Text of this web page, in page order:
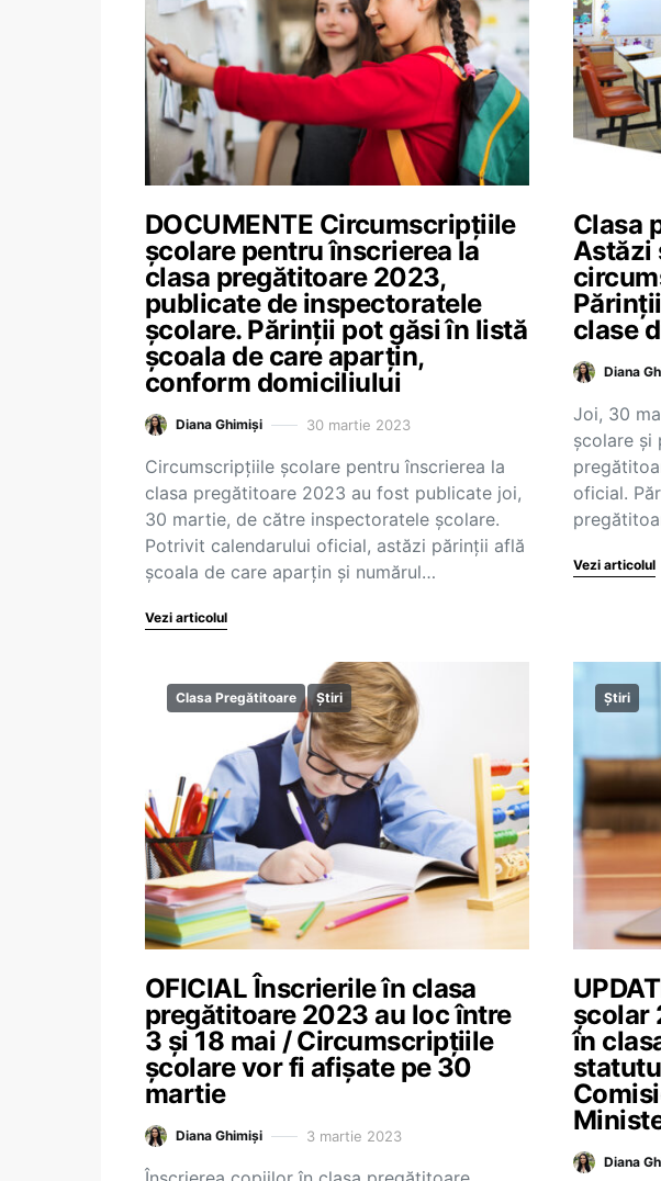
DOCUMENTE Circumscripțiile
școlare pentru înscrierea la
clasa pregătitoare 2023,
publicate de inspectoratele
școlare. Părinții pot găsi în listă
școala de care aparțin,
conform domiciliului
Diana Ghimiși 30 martie 2023
Circumscripțiile școlare pentru înscrierea la
clasa pregătitoare 2023 au fost publicate joi,
30 martie, de către inspectoratele școlare.
Potrivit calendarului oficial, astăzi părinții află
școala de care aparțin și numărul…
Vezi articolul
Clasa
Astăzi
clase
Diana
Joi, 30
școlare și
oficial.
Vezi articolul
Clasa Pregătitoare Știri
OFICIAL Înscrierile în clasa
pregătitoare 2023 au loc între
3 și 18 mai / Circumscripțiile
școlare vor fi afișate pe 30
martie
Diana Ghimiși 3 martie 2023
Știri
școlar
în
Diana